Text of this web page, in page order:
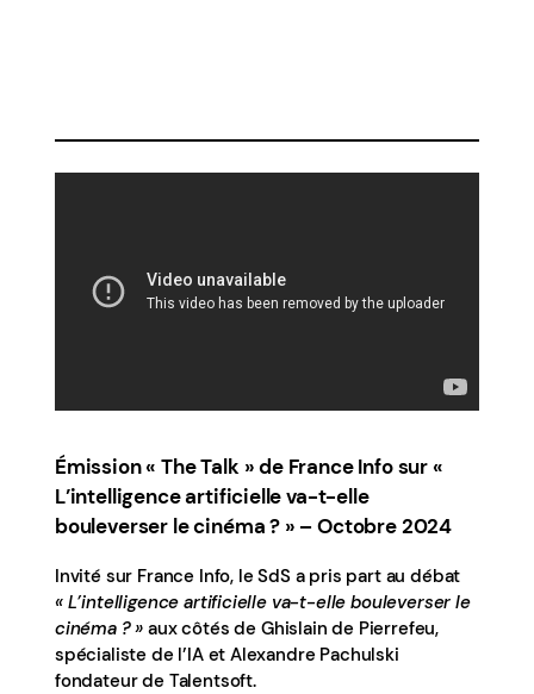
Émission « The Talk » de France Info sur «
L’intelligence artificielle va-t-elle
bouleverser le cinéma ? » – Octobre 2024
Invité sur France Info, le SdS a pris part au débat
« L’intelligence artificielle va-t-elle bouleverser le
cinéma ? » aux côtés de Ghislain de Pierrefeu,
spécialiste de l’IA et Alexandre Pachulski
fondateur de Talentsoft.